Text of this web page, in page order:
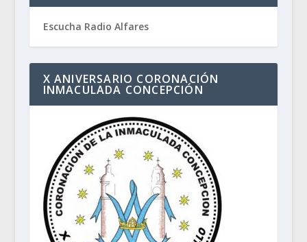
Escucha Radio Alfares
X ANIVERSARIO CORONACIÓN
INMACULADA CONCEPCIÓN